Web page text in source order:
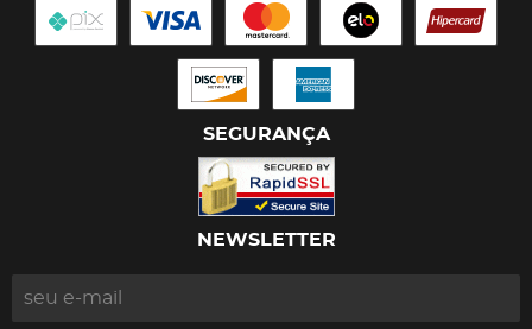
SEGURANÇA
NEWSLETTER